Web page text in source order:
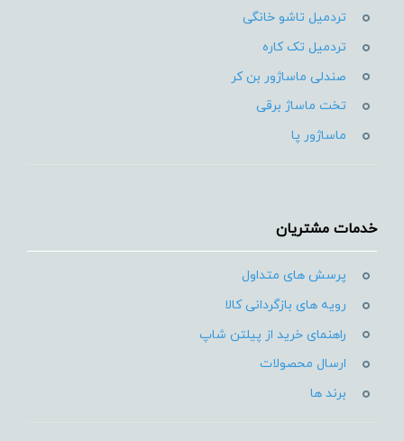
تردمیل تاشو خانگی
تردمیل تک کاره
صندلی ماساژور بن کر
تخت ماساژ برقی
ماساژور پا
خدمات مشتریان
پرسش های متداول
رویه های بازگردانی کالا
راهنمای خرید از پیلتن شاپ
ارسال محصولات
برند ها